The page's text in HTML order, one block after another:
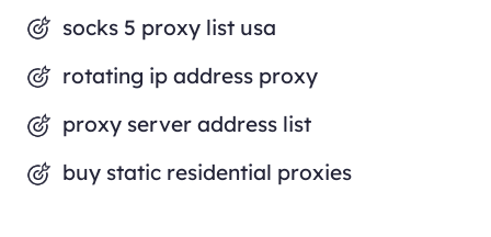
socks 5 proxy list usa
rotating ip address proxy
proxy server address list
buy static residential proxies